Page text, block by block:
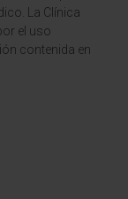
La Clínica
el uso
contenida en